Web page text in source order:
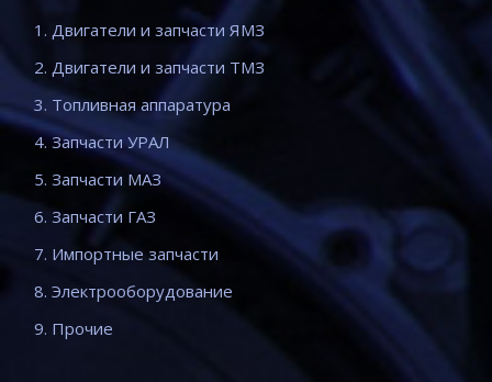
1. Двигатели и запчасти ЯМЗ
2. Двигатели и запчасти ТМЗ
3. Топливная аппаратура
4. Запчасти УРАЛ
5. Запчасти МАЗ
6. Запчасти ГАЗ
7. Импортные запчасти
8. Электрооборудование
9. Прочие